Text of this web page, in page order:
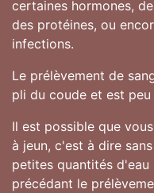
certaines hormones,
des protéines, ou
infections.
Le prélèvement de
pli du coude et est peu
Il est possible que
à jeun, c'est à dire
petites quantités d'eau
précédant le